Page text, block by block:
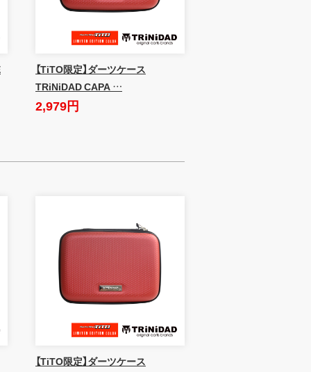
【TiTO限定】ダーツケース
TRiNiDAD CAPA …
2,979円
【TiTO限定】ダーツケース